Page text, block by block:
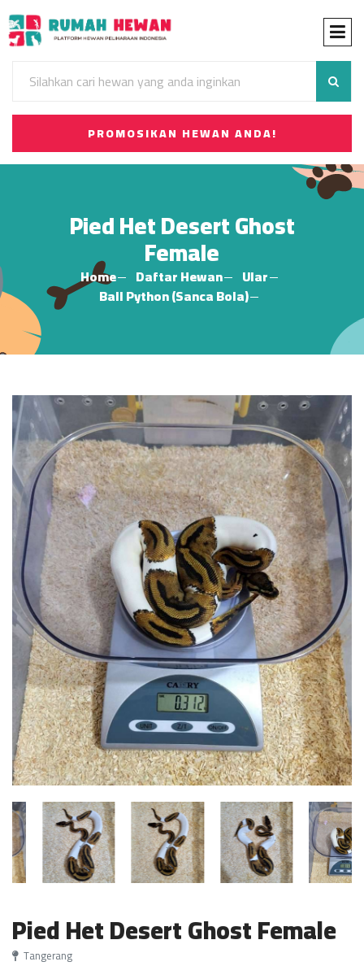
PROMOSIKAN HEWAN ANDA!
Pied Het Desert Ghost
Female
Home Daftar Hewan
Ular
Ball Python (Sanca Bola)
Pied Het Desert Ghost Female
Tangerang